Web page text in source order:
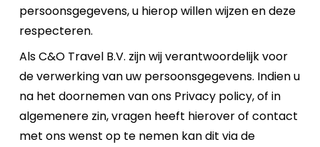
persoonsgegevens, u hierop willen wijzen en deze
respecteren.
Als C&O Travel B.V. zijn wij verantwoordelijk voor
de verwerking van uw persoonsgegevens. Indien u
na het doornemen van ons Privacy policy, of in
algemenere zin, vragen heeft hierover of contact
met ons wenst op te nemen kan dit via de